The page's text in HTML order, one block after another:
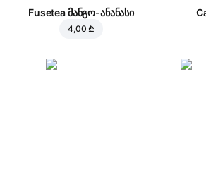
Fusetea მანგო-ანანასი
4,00 ₾